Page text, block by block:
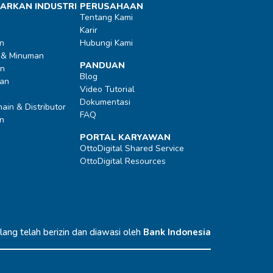
INDUSTRI
Minuman
& Distributor
PERUSAHAAN
Tentang Kami
Karir
Hubungi Kami
PANDUAN
Blog
Video Tutorial
Dokumentasi
FAQ
PORTAL KARYAWAN
OttoDigital Shared Service
OttoDigital Resources
telah berizin dan diawasi oleh Bank Indonesia